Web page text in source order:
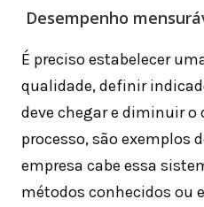
Desempenho
É preciso estabelecer
qualidade, definir
deve chegar e diminuir o
processo, são exemplos
empresa cabe essa
métodos conhecidos ou